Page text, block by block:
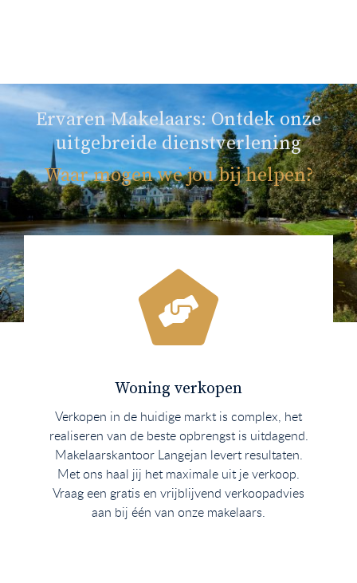
Ervaren Makelaars: Ontdek onze
uitgebreide dienstverlening
Waar mogen we jou bij helpen?
Woning verkopen
Verkopen in de huidige markt is complex, het
realiseren van de beste opbrengst is uitdagend.
Makelaarskantoor Langejan levert resultaten.
Met ons haal jij het maximale uit je verkoop.
Vraag een gratis en vrijblijvend verkoopadvies
aan bij één van onze makelaars.